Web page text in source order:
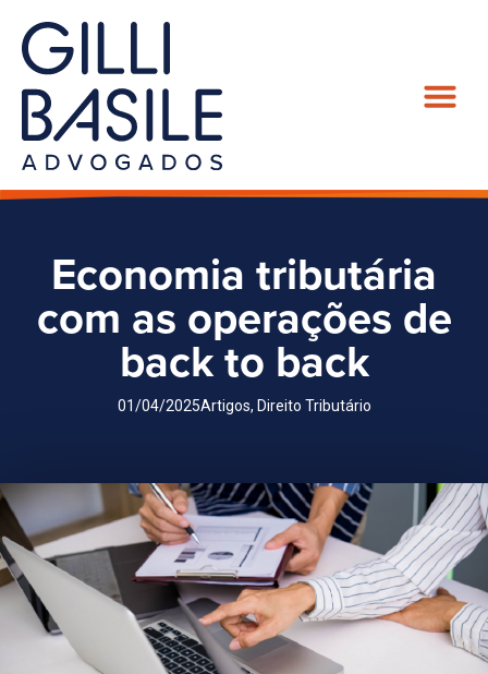
Economia tributária
com as operações de
back to back
01/04/2025Artigos, Direito Tributário